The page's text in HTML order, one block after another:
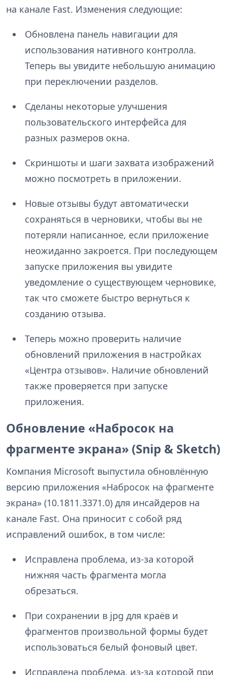
на канале Fast. Изменения следующие:
Обновлена панель навигации для
использования нативного контролла.
Теперь вы увидите небольшую анимацию
при переключении разделов.
Сделаны некоторые улучшения
пользовательского интерфейса для
разных размеров окна.
Скриншоты и шаги захвата изображений
можно посмотреть в приложении.
Новые отзывы будут автоматически
сохраняться в черновики, чтобы вы не
потеряли написанное, если приложение
неожиданно закроется. При последующем
запуске приложения вы увидите
уведомление о существующем черновике,
так что сможете быстро вернуться к
созданию отзыва.
Теперь можно проверить наличие
обновлений приложения в настройках
«Центра отзывов». Наличие обновлений
также проверяется при запуске
приложения.
Обновление «Набросок на
фрагменте экрана» (Snip & Sketch)
Компания Microsoft выпустила обновлённую
версию приложения «Набросок на фрагменте
экрана» (10.1811.3371.0) для инсайдеров на
канале Fast. Она приносит с собой ряд
исправлений ошибок, в том числе:
Исправлена проблема, из-за которой
нижняя часть фрагмента могла
обрезаться.
При сохранении в jpg для краёв и
фрагментов произвольной формы будет
использоваться белый фоновый цвет.
Исправлена проблема, из-за которой при